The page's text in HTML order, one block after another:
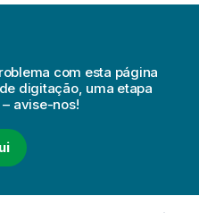
com esta página
digitação, uma etapa
avise-nos!